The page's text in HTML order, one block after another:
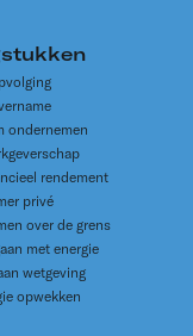
elektrisch
ondernemen
rendement
privé
over de grens
met energie
wetgeving
opwekken